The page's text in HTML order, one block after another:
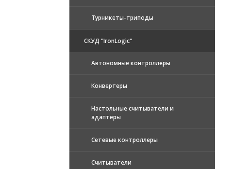
Турникеты-триподы
СКУД "IronLogic"
Автономные контроллеры
Конвертеры
Настольные считыватели и
адаптеры
Сетевые контроллеры
Считыватели